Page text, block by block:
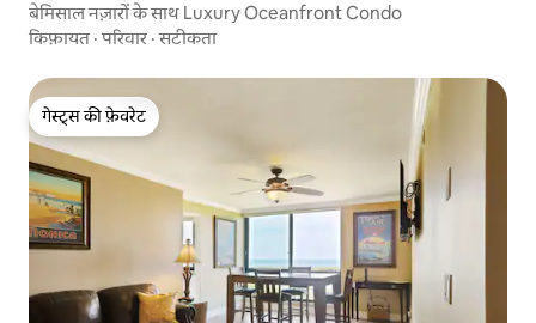
बेमिसाल नज़ारों के साथ Luxury Oceanfront Condo
किफ़ायत ·परिवार ·सटीकता
गेस्ट्स की फ़ेवरेट
गेस्ट्स की फ़ेवरेट